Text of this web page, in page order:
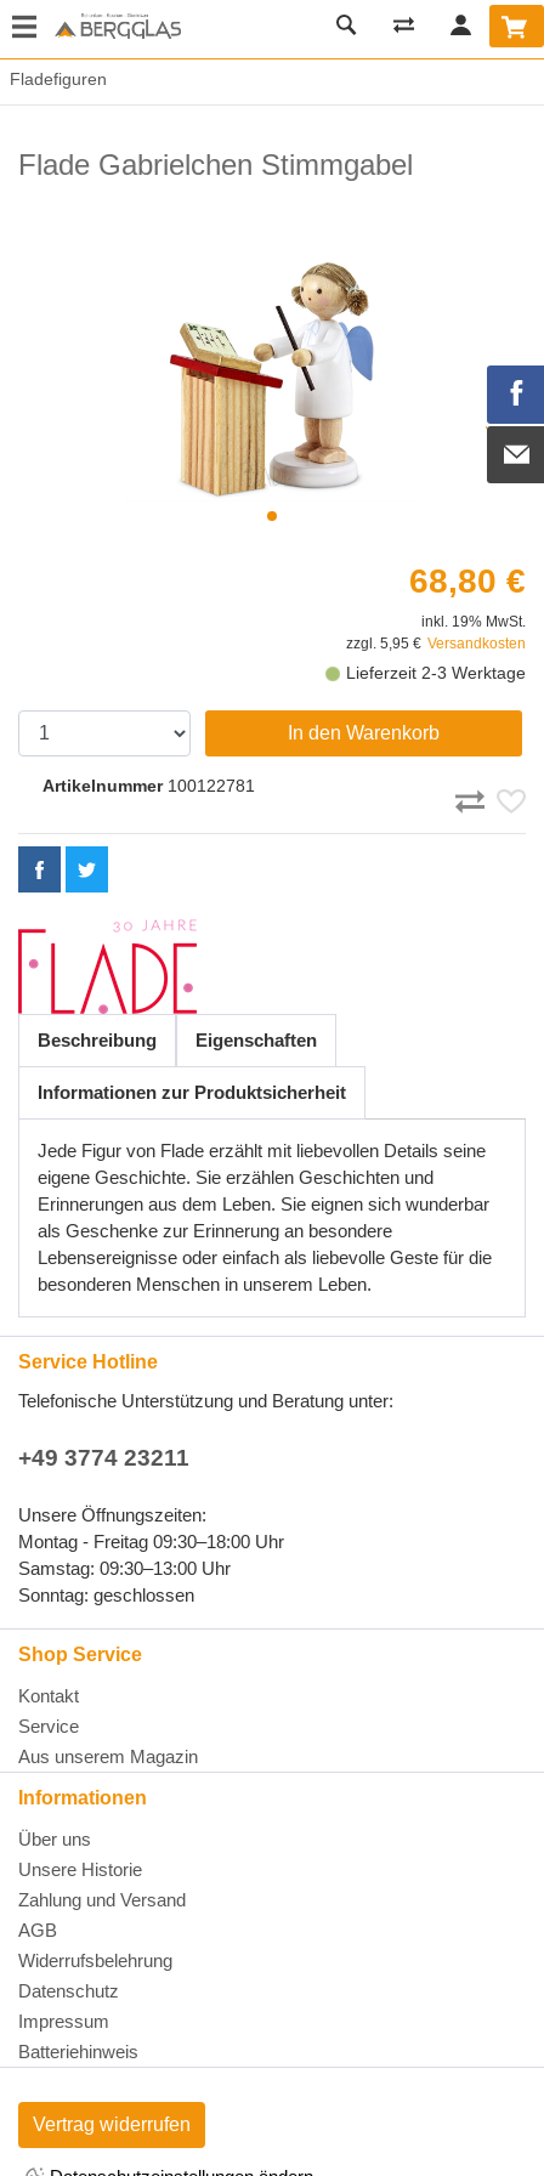
Fladefiguren
Flade Gabrielchen Stimmgabel
68,80 €
inkl. 19% MwSt.
zzgl. 5,95 € Versandkosten
Lieferzeit 2-3 Werktage
In den Warenkorb
Artikelnummer100122781
Beschreibung Eigenschaften
Informationen zur Produktsicherheit
Jede Figur von Flade erzählt mit liebevollen Details seine
eigene Geschichte. Sie erzählen Geschichten und
Erinnerungen aus dem Leben. Sie eignen sich wunderbar
als Geschenke zur Erinnerung an besondere
Lebensereignisse oder einfach als liebevolle Geste für die
besonderen Menschen in unserem Leben.
Service Hotline
Telefonische Unterstützung und Beratung unter:
+49 3774 23211
Unsere Öffnungszeiten:
Montag - Freitag 09:30–18:00 Uhr
Samstag: 09:30–13:00 Uhr
Sonntag: geschlossen
Shop Service
Kontakt
Service
Aus unserem Magazin
Informationen
Über uns
Unsere Historie
Zahlung und Versand
AGB
Widerrufsbelehrung
Datenschutz
Impressum
Batteriehinweis
Vertrag widerrufen